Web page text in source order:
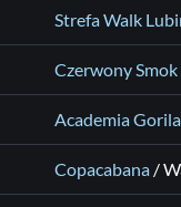
Strefa Walk
Czerwony Smok
Academia Gorila
Copacabana /